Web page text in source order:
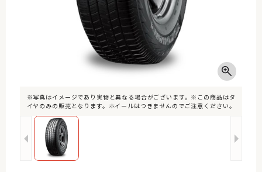
※写真はイメージであり実物と異なる場合がございます。※この商品はタ
イヤのみの販売となります。ホイールはつきませんのでご注意ください。